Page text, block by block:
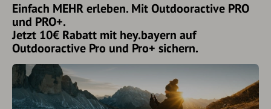
Einfach MEHR erleben. Mit Outdooractive PRO
und PRO+.
Jetzt 10€ Rabatt mit hey.bayern auf
Outdooractive Pro und Pro+ sichern.